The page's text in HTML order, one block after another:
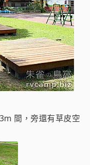
間，旁還有草皮空